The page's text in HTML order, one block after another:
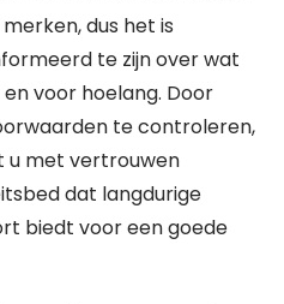
dus het is
te zijn over wat
voor hoelang. Door
te controleren,
u met vertrouwen
dat langdurige
biedt voor een goede